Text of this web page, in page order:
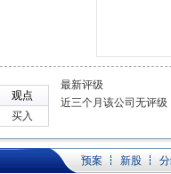
观点
买入
最新评级
近三个月该公司无评级
预案 新股